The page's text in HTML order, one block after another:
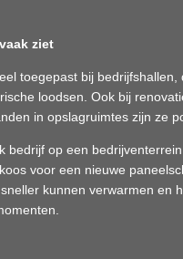
ziet
toegepast bij bedrijfshallen,
loodsen. Ook bij
in opslagruimtes zijn ze
bedrijf op een
voor een nieuwe
kunnen verwarmen en